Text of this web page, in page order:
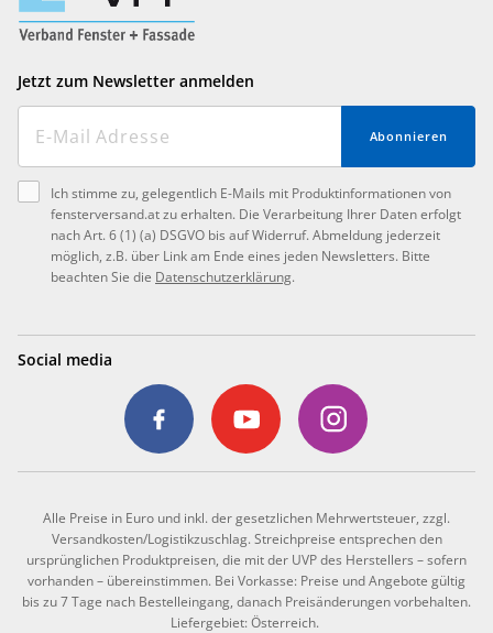
Jetzt zum Newsletter anmelden
Abonnieren
Ich stimme zu, gelegentlich E-Mails mit Produktinformationen von
fensterversand.at zu erhalten. Die Verarbeitung Ihrer Daten erfolgt
nach Art. 6 (1) (a) DSGVO bis auf Widerruf. Abmeldung jederzeit
möglich, z.B. über Link am Ende eines jeden Newsletters. Bitte
beachten Sie die Datenschutzerklärung.
Social media
Alle Preise in Euro und inkl. der gesetzlichen Mehrwertsteuer, zzgl.
Versandkosten/Logistikzuschlag. Streichpreise entsprechen den
ursprünglichen Produktpreisen, die mit der UVP des Herstellers – sofern
vorhanden – übereinstimmen. Bei Vorkasse: Preise und Angebote gültig
bis zu 7 Tage nach Bestelleingang, danach Preisänderungen vorbehalten.
Liefergebiet: Österreich.